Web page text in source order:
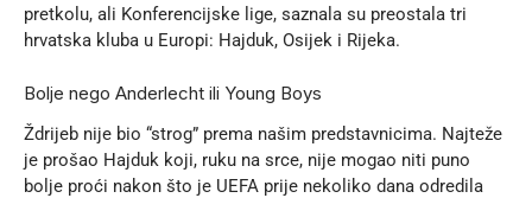
pretkolu, ali Konferencijske lige, saznala su preostala tri
hrvatska kluba u Europi: Hajduk, Osijek i Rijeka.
Bolje nego Anderlecht ili Young Boys
Ždrijeb nije bio “strog” prema našim predstavnicima. Najteže
je prošao Hajduk koji, ruku na srce, nije mogao niti puno
bolje proći nakon što je UEFA prije nekoliko dana odredila